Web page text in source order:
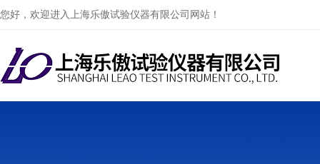
您好，欢迎进入上海乐傲试验仪器有限公司网站！